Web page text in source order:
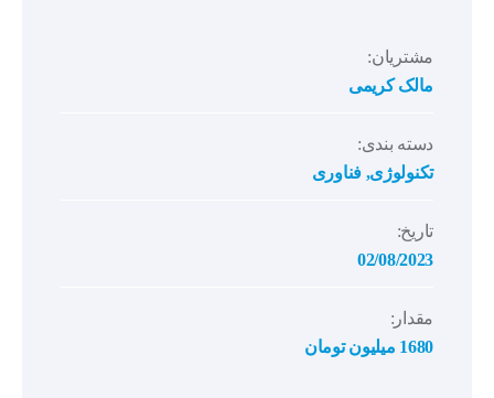
مشتریان:
مالک کریمی
دسته بندی:
تکنولوژی,فناوری
تاریخ:
02/08/2023
مقدار:
1680 میلیون تومان